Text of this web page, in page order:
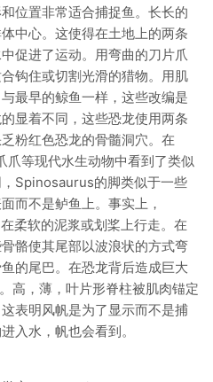
位置非常适合捕捉鱼。长长的
中心。这使得在土地上的两条
促进了运动。用弯曲的刀片爪
钩住或切割光滑的猎物。用肌
最早的鲸鱼一样，这些改编是
显着不同，这些恐龙使用两条
粉红色恐龙的骨髓洞穴。在
等现代水生动物中看到了类似
Spinosaurus的脚类似于一些
而不是鲈鱼上。事实上，
柔软的泥浆或划桨上行走。在
骼使其尾部以波浪状的方式弯
的尾巴。在恐龙背后造成巨大
高，薄，叶片形脊柱被肌肉锚定
表明风帆是为了显示而不是捕
入水，帆也会看到。